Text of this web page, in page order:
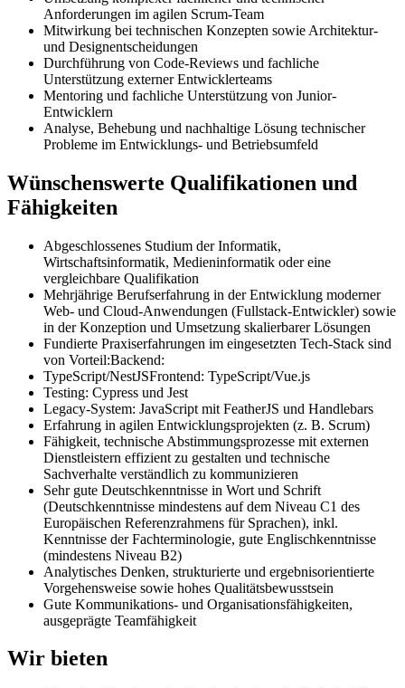
Anforderungen im agilen Scrum-Team
Mitwirkung bei technischen Konzepten sowie Architektur-
und Designentscheidungen
Durchführung von Code-Reviews und fachliche
Unterstützung externer Entwicklerteams
Mentoring und fachliche Unterstützung von Junior-
Entwicklern
Analyse, Behebung und nachhaltige Lösung technischer
Probleme im Entwicklungs- und Betriebsumfeld
Wünschenswerte Qualifikationen und
Fähigkeiten
Abgeschlossenes Studium der Informatik,
Wirtschaftsinformatik, Medieninformatik oder eine
vergleichbare Qualifikation
Mehrjährige Berufserfahrung in der Entwicklung moderner
Web- und Cloud-Anwendungen (Fullstack-Entwickler) sowie
in der Konzeption und Umsetzung skalierbarer Lösungen
Fundierte Praxiserfahrungen im eingesetzten Tech-Stack sind
von Vorteil:Backend:
TypeScript/NestJSFrontend: TypeScript/Vue.js
Testing: Cypress und Jest
Legacy-System: JavaScript mit FeatherJS und Handlebars
Erfahrung in agilen Entwicklungsprojekten (z. B. Scrum)
Fähigkeit, technische Abstimmungsprozesse mit externen
Dienstleistern effizient zu gestalten und technische
Sachverhalte verständlich zu kommunizieren
Sehr gute Deutschkenntnisse in Wort und Schrift
(Deutschkenntnisse mindestens auf dem Niveau C1 des
Europäischen Referenzrahmens für Sprachen), inkl.
Kenntnisse der Fachterminologie, gute Englischkenntnisse
(mindestens Niveau B2)
Analytisches Denken, strukturierte und ergebnisorientierte
Vorgehensweise sowie hohes Qualitätsbewusstsein
Gute Kommunikations- und Organisationsfähigkeiten,
ausgeprägte Teamfähigkeit
Wir bieten